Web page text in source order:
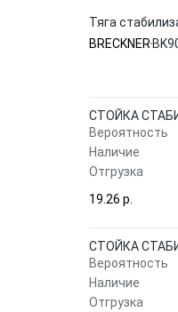
Тяга
BRECKNER
СТОЙКА
Вероятность
Наличие
Отгрузка
19.26 p.
СТОЙКА
Вероятность
Наличие
Отгрузка